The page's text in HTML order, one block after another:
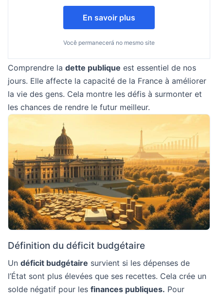
En savoir plus
Você permanecerá no mesmo site
Comprendre la dette publique est essentiel de nos
jours. Elle affecte la capacité de la France à améliorer
la vie des gens. Cela montre les défis à surmonter et
les chances de rendre le futur meilleur.
Définition du déficit budgétaire
Un déficit budgétaire survient si les dépenses de
l’État sont plus élevées que ses recettes. Cela crée un
solde négatif pour les finances publiques. Pour